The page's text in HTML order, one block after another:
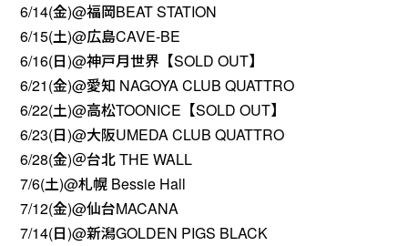
6/14(金)@福岡BEAT STATION
6/15(土)@広島CAVE-BE
6/16(日)@神戸月世界【SOLD OUT】
6/21(金)@愛知 NAGOYA CLUB QUATTRO
6/22(土)@高松TOONICE【SOLD OUT】
6/23(日)@大阪UMEDA CLUB QUATTRO
6/28(金)＠台北 THE WALL
7/6(土)@札幌 Bessie Hall
7/12(金)@仙台MACANA
7/14(日)@新潟GOLDEN PIGS BLACK